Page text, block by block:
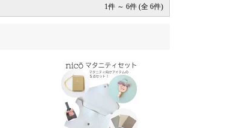
1件 ～ 6件 (全 6件)